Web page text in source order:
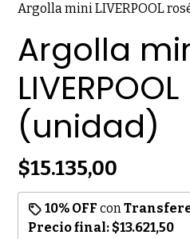
Argolla mini LIVERPOOL
Argolla
(unidad)
$15.135,00
10% OFF con
Precio final: $13.621,50